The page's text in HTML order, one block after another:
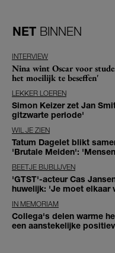
NET BINNEN
INTERVIEW
Nina wint Oscar voor
het moeilijk te beseffen'
LEKKER LOEREN
Simon Keizer zet Jan
gitzwarte periode'
WIL JE ZIEN
Tatum Dagelet blikt
'Brutale Meiden':
BEETJE BIJBLIJVEN
'GTST'-acteur Cas
huwelijk: 'Je moet elkaar
IN MEMORIAM
Collega's delen warme
een aanstekelijke